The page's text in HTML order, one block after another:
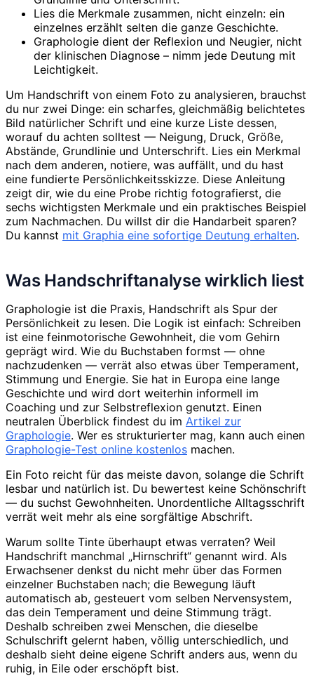
Lies die Merkmale zusammen, nicht einzeln: ein
einzelnes erzählt selten die ganze Geschichte.
Graphologie dient der Reflexion und Neugier, nicht
der klinischen Diagnose – nimm jede Deutung mit
Leichtigkeit.
Um Handschrift von einem Foto zu analysieren, brauchst
du nur zwei Dinge: ein scharfes, gleichmäßig belichtetes
Bild natürlicher Schrift und eine kurze Liste dessen,
worauf du achten solltest — Neigung, Druck, Größe,
Abstände, Grundlinie und Unterschrift. Lies ein Merkmal
nach dem anderen, notiere, was auffällt, und du hast
eine fundierte Persönlichkeitsskizze. Diese Anleitung
zeigt dir, wie du eine Probe richtig fotografierst, die
sechs wichtigsten Merkmale und ein praktisches Beispiel
zum Nachmachen. Du willst dir die Handarbeit sparen?
Du kannst mit Graphia eine sofortige Deutung erhalten.
Was Handschriftanalyse wirklich liest
Graphologie ist die Praxis, Handschrift als Spur der
Persönlichkeit zu lesen. Die Logik ist einfach: Schreiben
ist eine feinmotorische Gewohnheit, die vom Gehirn
geprägt wird. Wie du Buchstaben formst — ohne
nachzudenken — verrät also etwas über Temperament,
Stimmung und Energie. Sie hat in Europa eine lange
Geschichte und wird dort weiterhin informell im
Coaching und zur Selbstreflexion genutzt. Einen
neutralen Überblick findest du im Artikel zur
Graphologie. Wer es strukturierter mag, kann auch einen
Graphologie-Test online kostenlos machen.
Ein Foto reicht für das meiste davon, solange die Schrift
lesbar und natürlich ist. Du bewertest keine Schönschrift
— du suchst Gewohnheiten. Unordentliche Alltagsschrift
verrät weit mehr als eine sorgfältige Abschrift.
Warum sollte Tinte überhaupt etwas verraten? Weil
Handschrift manchmal „Hirnschrift“ genannt wird. Als
Erwachsener denkst du nicht mehr über das Formen
einzelner Buchstaben nach; die Bewegung läuft
automatisch ab, gesteuert vom selben Nervensystem,
das dein Temperament und deine Stimmung trägt.
Deshalb schreiben zwei Menschen, die dieselbe
Schulschrift gelernt haben, völlig unterschiedlich, und
deshalb sieht deine eigene Schrift anders aus, wenn du
ruhig, in Eile oder erschöpft bist.